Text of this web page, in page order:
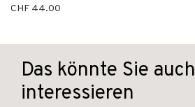
CHF 44.00
Das könnte Sie auch
interessieren